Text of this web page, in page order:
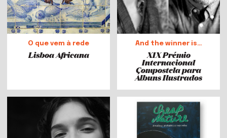
O que vem à rede
Lisboa Africana
And the winner is…
XIX Prémio
Internacional
Compostela para
Álbuns Ilustrados